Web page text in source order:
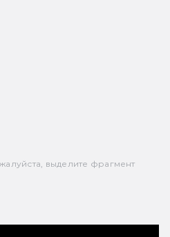
выделите фрагмент